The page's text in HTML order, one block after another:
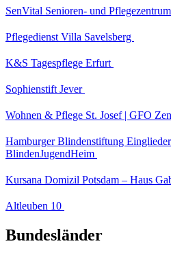
SenVital Senioren- und
Pflegedienst Villa Savelsberg
K&S Tagespflege Erfurt
Sophienstift Jever
Wohnen & Pflege St. Josef | GFO
Hamburger Blindenstiftung
BlindenJugendHeim
Kursana Domizil Potsdam – Haus
Altleuben 10
Bundesländer